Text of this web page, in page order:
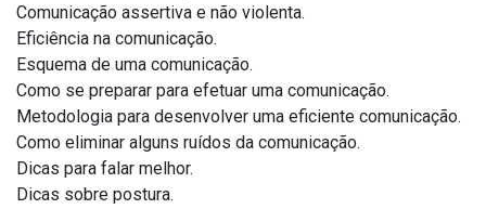
Comunicação assertiva e não violenta.
Eficiência na comunicação.
Esquema de uma comunicação.
Como se preparar para efetuar uma comunicação.
Metodologia para desenvolver uma eficiente comunicação.
Como eliminar alguns ruídos da comunicação.
Dicas para falar melhor.
Dicas sobre postura.